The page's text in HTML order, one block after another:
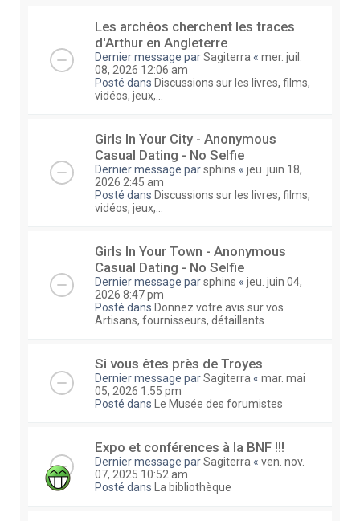
Les archéos cherchent les traces
d'Arthur en Angleterre
Dernier message parSagiterra « mer. juil.
08, 2026 12:06 am
Posté dans Discussions sur les livres, films,
vidéos, jeux,...
Girls In Your City - Anonymous
Casual Dating - No Selfie
Dernier message parsphins « jeu. juin 18,
2026 2:45 am
Posté dans Discussions sur les livres, films,
vidéos, jeux,...
Girls In Your Town - Anonymous
Casual Dating - No Selfie
Dernier message parsphins « jeu. juin 04,
2026 8:47 pm
Posté dans Donnez votre avis sur vos
Artisans, fournisseurs, détaillants
Si vous êtes près de Troyes
Dernier message parSagiterra « mar. mai
05, 2026 1:55 pm
Posté dans
Le Musée des forumistes
Expo et conférences à la BNF !!!
Dernier message parSagiterra « ven. nov.
07, 2025 10:52 am
Posté dans
La bibliothèque